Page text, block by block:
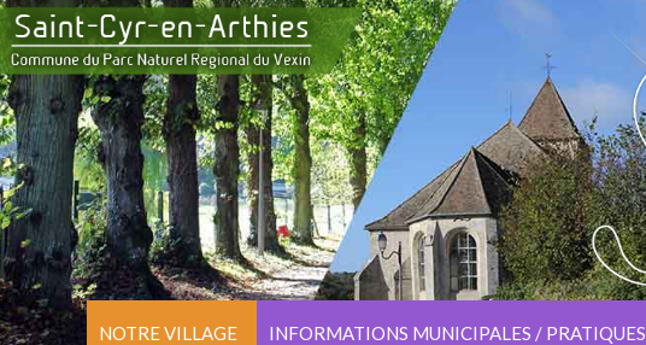
NOTRE VILLAGE INFORMATIONS MUNICIPALES / PRATIQUES